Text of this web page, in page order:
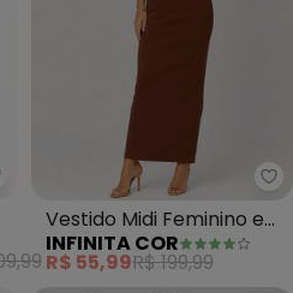
- Vestido (Floral Preto)
Vestido Midi Feminino em
Ribana (Marrom)
INFINITA COR
R$ 55,99R$ 199,99